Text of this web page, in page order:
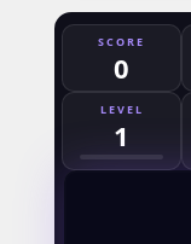
SCORE
0
LEVEL
1